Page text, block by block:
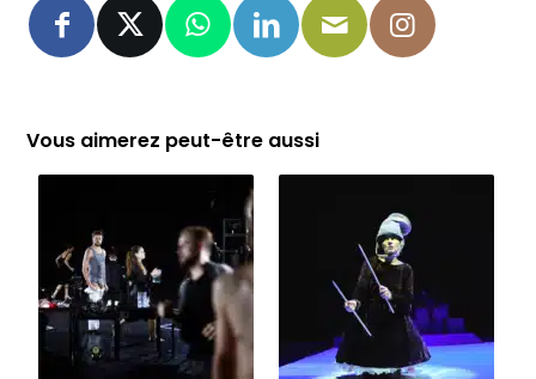
Vous aimerez peut-être aussi